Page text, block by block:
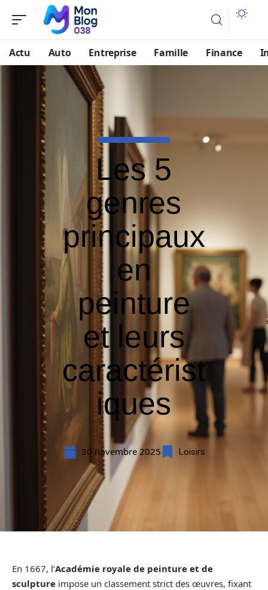
Actu Auto Entreprise Famille Finance
Les 5
genres
principaux
en
peinture
et leurs
caractérist
iques
30 novembre 2025 Loisirs
En 1667, l’Académie royale de peinture et de
sculpture impose un classement strict des œuvres, fixant